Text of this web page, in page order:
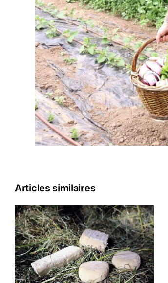
Articles similaires
GAEC DE LA
VEYSSAIRE